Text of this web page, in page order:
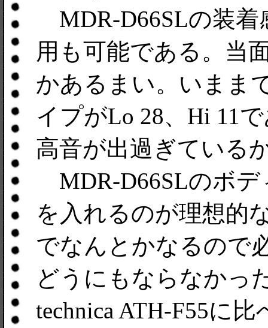
MDR-D66SLの装着
用も可能である。当
かあるまい。いまま
イプがLo 28、Hi 11
高音が出過ぎている
MDR-D66SLのボデ
を入れるのが理想的
でなんとかなるので
どうにもならなかっ
technica ATH-F55に